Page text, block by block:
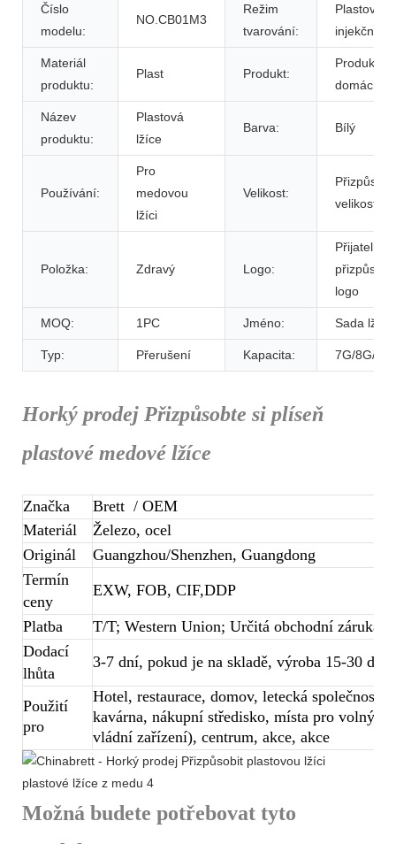
Číslo
modelu:
NO.CB01M3
Režim
tvarování:
Plastová
injekční
Materiál
produktu:
Plast Produkt:
Produkt
Název
produktu:
Plastová
lžíce
Barva: Bílý
Používání:
Pro
medovou
lžíci
Velikost:
velikost
Položka: Zdravý Logo:
Přijatelné
logo
MOQ: 1PC Jméno: Sada
Typ: Přerušení Kapacita: 7G/8G/
Horký prodej Přizpůsobte si plíseň
plastové medové lžíce
Značka Brett / OEM
Materiál
Železo, ocel
Originál
Guangzhou/Shenzhen, Guangdong
Termín
ceny
EXW, FOB, CIF,DDP
Platba
T/T; Western Union; Určitá obchodní záruka
Dodací
lhůta
3-7 dní, pokud je na skladě, výroba 15-30
Použití
pro
Hotel, restaurace, domov, letecká společnost,
kavárna, nákupní středisko, místa pro volný
vládní zařízení), centrum, akce, akce
Možná budete potřebovat tyto